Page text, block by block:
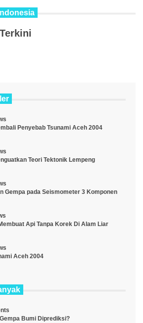
Penyebab Tsunami Aceh 2004
Teori Tektonik Lempeng
Gempa pada Seismometer 3 Komponen
Api Tanpa Korek Di Alam Liar
Aceh 2004
Bumi Diprediksi?